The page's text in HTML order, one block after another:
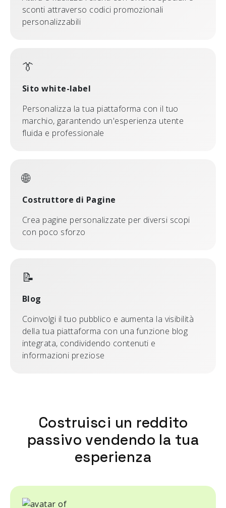
sconti attraverso codici promozionali
personalizzabili
👔
Sito white-label
Personalizza la tua piattaforma con il tuo
marchio, garantendo un'esperienza utente
fluida e professionale
🌐
Costruttore di Pagine
Crea pagine personalizzate per diversi scopi
con poco sforzo
📝
Blog
Coinvolgi il tuo pubblico e aumenta la visibilità
della tua piattaforma con una funzione blog
integrata, condividendo contenuti e
informazioni preziose
Costruisci un reddito
passivo vendendo la tua
esperienza